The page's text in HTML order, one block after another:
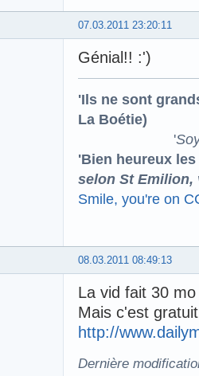
07.03.2011 23:20:11
Génial!! :')
'Ils ne sont
La Boétie)
'
'Bien heureux
selon St Emilion,
Smile, you're on
08.03.2011 08:49:13
La vid fait 30
Mais c'est
http://
Dernière